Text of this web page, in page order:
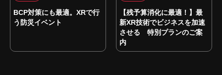
BCP対策にも最適。XRで行
う防災イベント
【残予算消化に最適！】最
新XR技術でビジネスを加速
させる 特別プランのご案
内